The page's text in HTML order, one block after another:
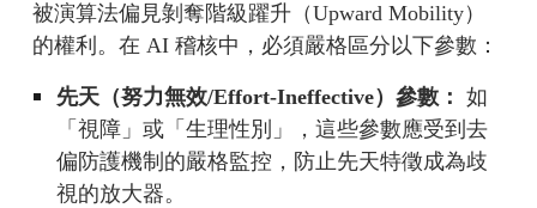
被演算法偏見剝奪階級躍升（Upward Mobility）
的權利。在 AI 稽核中，必須嚴格區分以下參數：
先天（努力無效/Effort-Ineffective）參數： 如
「視障」或「生理性別」，這些參數應受到去
偏防護機制的嚴格監控，防止先天特徵成為歧
視的放大器。